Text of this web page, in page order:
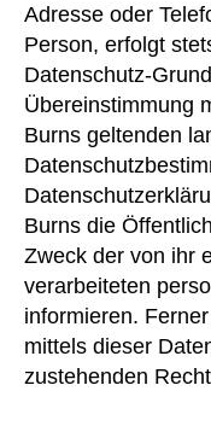
Adresse oder
Person, erfolgt
Datenschutz-
Übereinstimmung
Burns geltenden
Burns die
Zweck der von ihr
verarbeiteten
informieren.
mittels dieser
zustehenden